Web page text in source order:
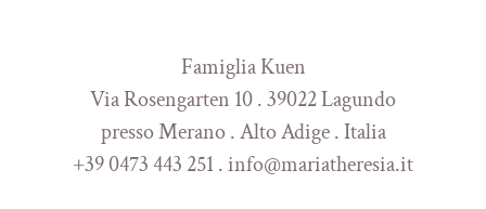
Famiglia Kuen
Via Rosengarten 10 . 39022 Lagundo
presso Merano . Alto Adige . Italia
+39 0473 443 251 . info@mariatheresia.it